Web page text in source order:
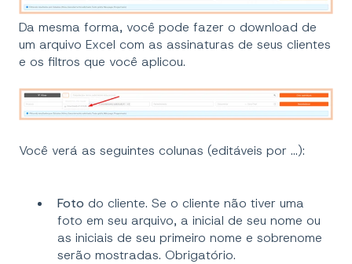
Da mesma forma, você pode fazer o download de
um arquivo Excel com as assinaturas de seus clientes
e os filtros que você aplicou.
Você verá as seguintes colunas (editáveis por ...):
Foto do cliente. Se o cliente não tiver uma
foto em seu arquivo, a inicial de seu nome ou
as iniciais de seu primeiro nome e sobrenome
serão mostradas. Obrigatório.